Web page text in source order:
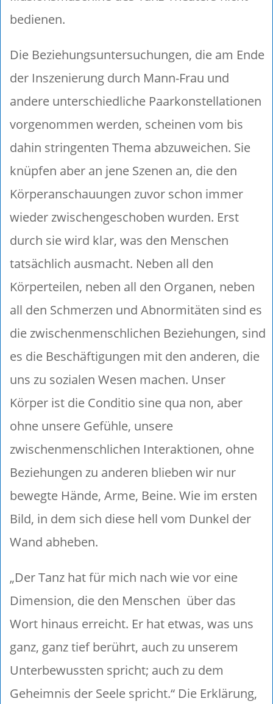
bedienen.
Die Beziehungsuntersuchungen, die am Ende
der Inszenierung durch Mann-Frau und
andere unterschiedliche Paarkonstellationen
vorgenommen werden, scheinen vom bis
dahin stringenten Thema abzuweichen. Sie
knüpfen aber an jene Szenen an, die den
Körperanschauungen zuvor schon immer
wieder zwischengeschoben wurden. Erst
durch sie wird klar, was den Menschen
tatsächlich ausmacht. Neben all den
Körperteilen, neben all den Organen, neben
all den Schmerzen und Abnormitäten sind es
die zwischenmenschlichen Beziehungen, sind
es die Beschäftigungen mit den anderen, die
uns zu sozialen Wesen machen. Unser
Körper ist die Conditio sine qua non, aber
ohne unsere Gefühle, unsere
zwischenmenschlichen Interaktionen, ohne
Beziehungen zu anderen blieben wir nur
bewegte Hände, Arme, Beine. Wie im ersten
Bild, in dem sich diese hell vom Dunkel der
Wand abheben.
„Der Tanz hat für mich nach wie vor eine
Dimension, die den Menschen über das
Wort hinaus erreicht. Er hat etwas, was uns
ganz, ganz tief berührt, auch zu unserem
Unterbewussten spricht; auch zu dem
Geheimnis der Seele spricht.“ Die Erklärung,